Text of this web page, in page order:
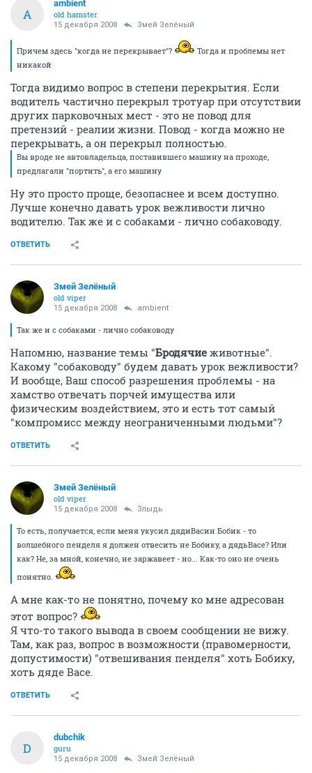
A
ambient
old hamster
15 декабря 2008 Змей Зелёный
Причем здесь "когда не перекрывает"?
Тогда и проблемы нет
никакой
Тогда видимо вопрос в степени перекрытия. Если
водитель частично перекрыл тротуар при отсутствии
других парковочных мест - это не повод для
претензий - реалии жизни. Повод - когда можно не
перекрывать, а он перекрыл полностью.
Вы вроде не автовладельца, поставившего машину на проходе,
предлагали "портить", а его машину
Ну это просто проще, безопаснее и всем доступно.
Лучше конечно давать урок вежливости лично
водителю. Так же и с собаками - лично собаководу.
ОТВЕТИТЬ
Змей Зелёный
old viper
15 декабря 2008 ambient
Так же и с собаками - лично собаководу
Напомню, название темы "Бродячие животные".
Какому "собаководу" будем давать урок вежливости?
И вообще, Ваш способ разрешения проблемы - на
хамство отвечать порчей имущества или
физическим воздействием, это и есть тот самый
"компромисс между неограниченными людьми"?
ОТВЕТИТЬ
Змей Зелёный
old viper
15 декабря 2008 Злыдь
То есть, получается, если меня укусил дядиВасин Бобик - то
волшебного пенделя я должен отвесить не Бобику, а дядьВасе? Или
как? Не, за мной, конечно, не заржавеет - но... Как-то оно не очень
понятно.
А мне как-то не понятно, почему ко мне адресован
этот вопрос?
Я что-то такого вывода в своем сообщении не вижу.
Там, как раз, вопрос в возможности (правомерности,
допустимости) "отвешивания пенделя" хоть Бобику,
хоть дяде Васе.
ОТВЕТИТЬ
D
dubchik
guru
15 декабря 2008 Змей Зелёный